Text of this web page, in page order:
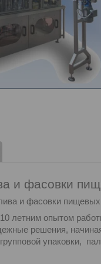
и фасовки
и фасовки пищевых
летним опытом
решения,
упаковки,